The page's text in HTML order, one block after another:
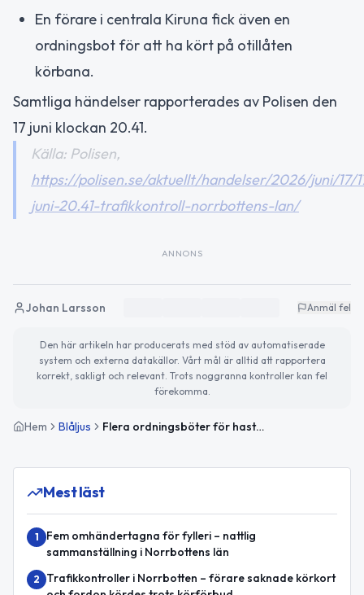
En förare i centrala Kiruna fick även en
ordningsbot för att ha kört på otillåten
körbana.
Samtliga händelser rapporterades av Polisen den
17 juni klockan 20.41.
Källa: Polisen,
https://polisen.se/aktuellt/handelser/2026/juni/17/
juni-20.41-trafikkontroll-norrbottens-lan/
ANNONS
Johan Larsson Anmäl fel
Den här artikeln har producerats med stöd av automatiserade
system och externa datakällor. Vårt mål är alltid att rapportera
korrekt, sakligt och relevant. Trots noggranna kontroller kan fel
förekomma.
Hem Blåljus Flera ordningsböter för hastighetsöverträdelser i Norrbotten – nykterhetskontroll utan anmärkning
Mest läst
1
Fem omhändertagna för fylleri – nattlig
sammanställning i Norrbottens län
2
Trafikkontroller i Norrbotten – förare saknade körkort